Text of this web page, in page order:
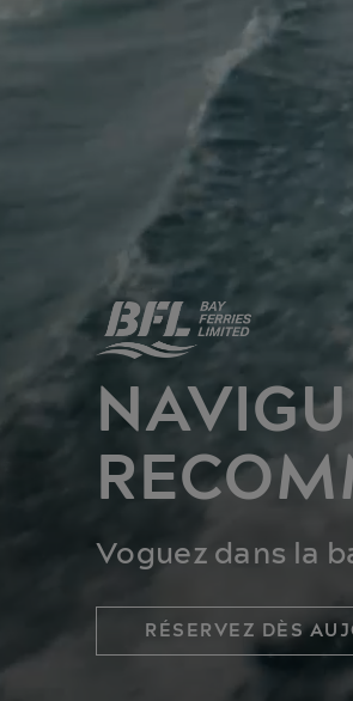
Voguez dans la
RÉSERVEZ DÈS